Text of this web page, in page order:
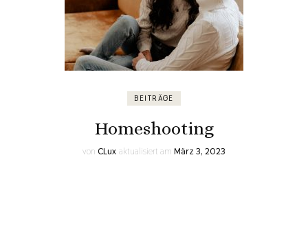
BEITRÄGE
Homeshooting
von CLux aktualisiert am März 3, 2023